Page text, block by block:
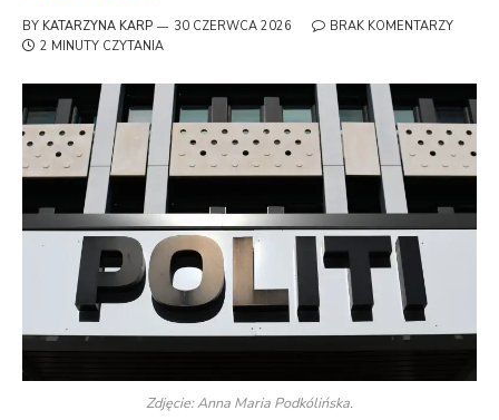
BY KATARZYNA KARP 30 CZERWCA 2026
BRAK KOMENTARZY
2 MINUTY CZYTANIA
Zdjęcie: Anna Maria Podkólińska.